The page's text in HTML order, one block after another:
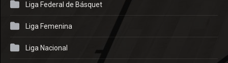
Liga Federal de Básquet
Liga Femenina
Liga Nacional